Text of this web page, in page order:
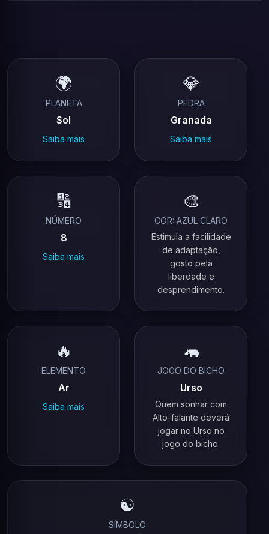
🌍
PLANETA
Sol
Saiba mais
💎
PEDRA
Granada
Saiba mais
🔢
NÚMERO
8
Saiba mais
🎨
COR: AZUL CLARO
Estimula a facilidade
de adaptação,
gosto pela
liberdade e
desprendimento.
🔥
ELEMENTO
Ar
Saiba mais
🦛
JOGO DO BICHO
Urso
Quem sonhar com
Alto-falante deverá
jogar no Urso no
jogo do bicho.
☯️
SÍMBOLO